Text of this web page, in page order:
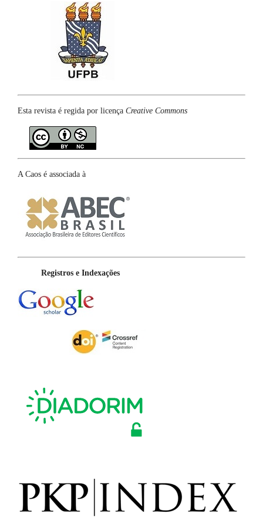
Esta revista é regida por licença Creative Commons
A Caos é associada à
Registros e Indexações